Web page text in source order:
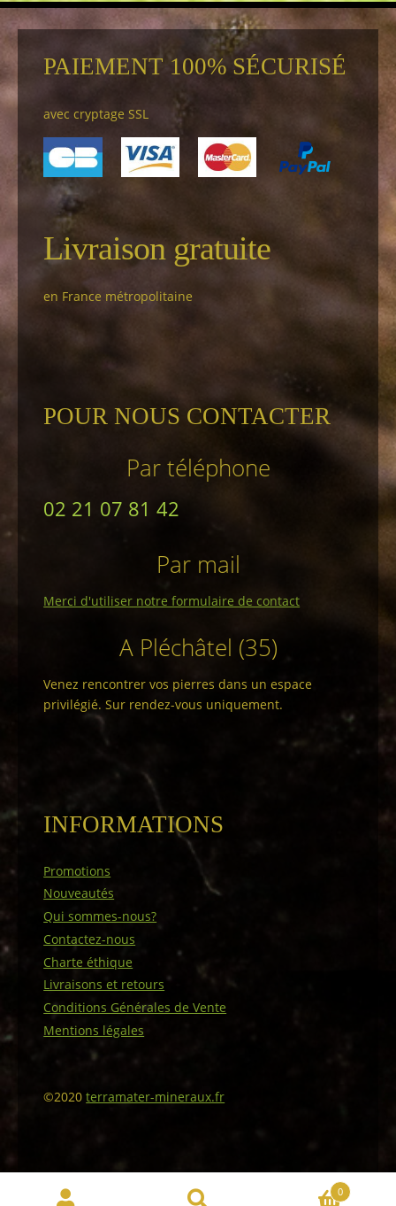
PAIEMENT 100% SÉCURISÉ
avec cryptage SSL
Livraison gratuite
en France métropolitaine
POUR NOUS CONTACTER
Par téléphone
02 21 07 81 42
Par mail
Merci d'utiliser notre formulaire de contact
A Pléchâtel (35)
Venez rencontrer vos pierres dans un espace
privilégié. Sur rendez-vous uniquement.
INFORMATIONS
Promotions
Nouveautés
Qui sommes-nous?
Contactez-nous
Charte éthique
Livraisons et retours
Conditions Générales de Vente
Mentions légales
©2020terramater-mineraux.fr
0